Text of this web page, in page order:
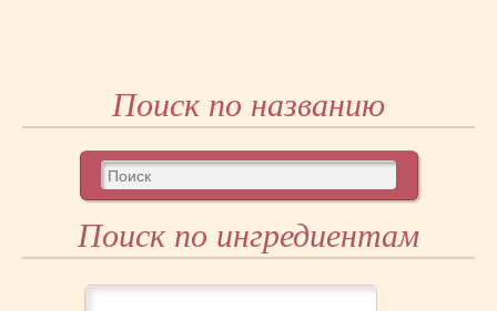
Поиск по названию
Поиск по ингредиентам